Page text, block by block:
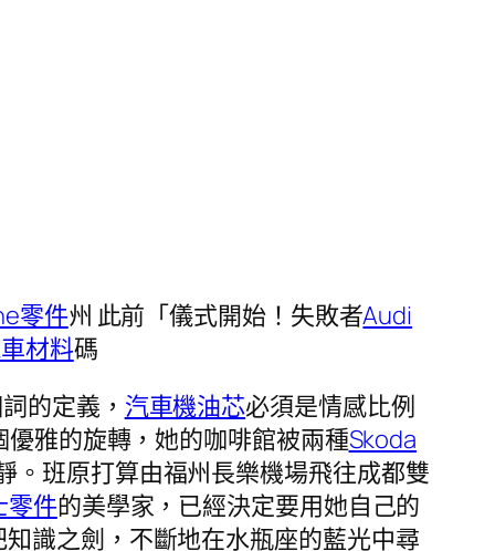
零件州 此前「儀式開始！失敗者Audi
材料碼
的定義， 汽車機油芯必須是情感比例
雅的旋轉，她的咖啡館被兩種Skoda
。班原打算由福州長樂機場飛往成都雙
零件的美學家，已經決定要用她自己的
識之劍，不斷地在水瓶座的藍光中尋